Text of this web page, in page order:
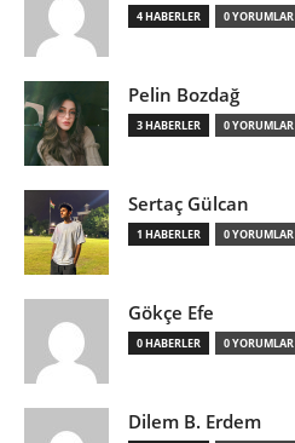
4 HABERLER 0 YORUMLAR
Pelin Bozdağ
3 HABERLER 0 YORUMLAR
Sertaç Gülcan
1 HABERLER 0 YORUMLAR
Gökçe Efe
0 HABERLER 0 YORUMLAR
Dilem B. Erdem